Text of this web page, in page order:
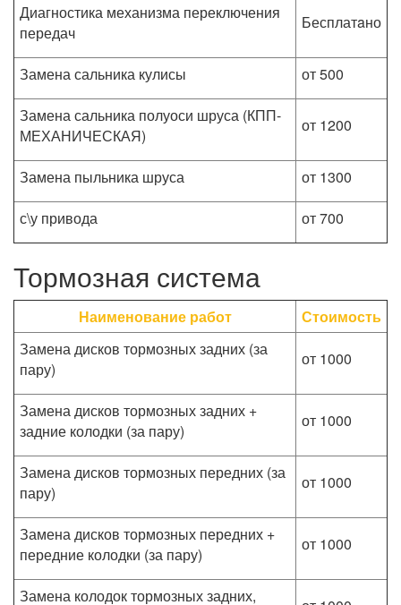
Диагностика механизма переключения
передач
Бесплатaно
Замена сальника кулисы
от 500
Замена сальника полуоси шруса (КПП-
МЕХАНИЧЕСКАЯ)
от 1200
Замена пыльника шруса
от 1300
с\у привода
от 700
Тормозная система
Наименование работ
Стоимость
Замена дисков тормозных задних (за
пару)
от 1000
Замена дисков тормозных задних +
задние колодки (за пару)
от 1000
Замена дисков тормозных передних (за
пару)
от 1000
Замена дисков тормозных передних +
передние колодки (за пару)
от 1000
Замена колодок тормозных задних,